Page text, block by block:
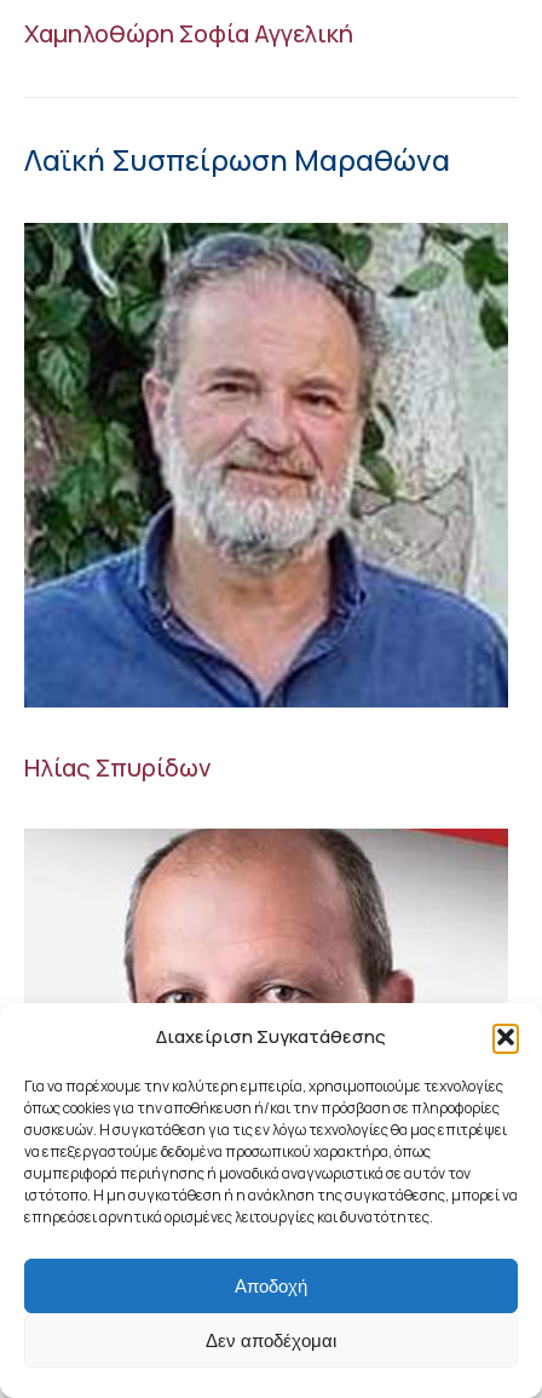
Διαχείριση Συγκατάθεσης
Για να παρέχουμε την καλύτερη εμπειρία, χρησιμοποιούμε τεχνολογίες
όπως cookies για την αποθήκευση ή/και την πρόσβαση σε πληροφορίες
συσκευών. Η συγκατάθεση για τις εν λόγω τεχνολογίες θα μας επιτρέψει
να επεξεργαστούμε δεδομένα προσωπικού χαρακτήρα, όπως
συμπεριφορά περιήγησης ή μοναδικά αναγνωριστικά σε αυτόν τον
ιστότοπο. Η μη συγκατάθεση ή η ανάκληση της συγκατάθεσης, μπορεί να
επηρεάσει αρνητικά ορισμένες λειτουργίες και δυνατότητες.
Αποδοχή
Δεν αποδέχομαι
Χαμηλοθώρη Σοφία Αγγελική
Λαϊκή Συσπείρωση Μαραθώνα
Ηλίας Σπυρίδων